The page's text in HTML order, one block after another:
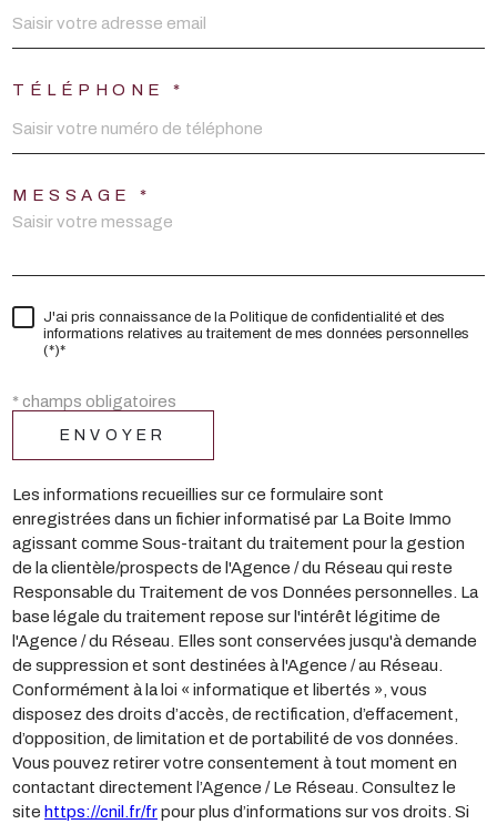
TÉLÉPHONE *
MESSAGE *
J'ai pris connaissance de la Politique de confidentialité et des
informations relatives au traitement de mes données personnelles
(*)*
* champs obligatoires
ENVOYER
Les informations recueillies sur ce formulaire sont
enregistrées dans un fichier informatisé par La Boite Immo
agissant comme Sous-traitant du traitement pour la gestion
de la clientèle/prospects de l'Agence / du Réseau qui reste
Responsable du Traitement de vos Données personnelles. La
base légale du traitement repose sur l'intérêt légitime de
l'Agence / du Réseau. Elles sont conservées jusqu'à demande
de suppression et sont destinées à l'Agence / au Réseau.
Conformément à la loi « informatique et libertés », vous
disposez des droits d’accès, de rectification, d’effacement,
d’opposition, de limitation et de portabilité de vos données.
Vous pouvez retirer votre consentement à tout moment en
contactant directement l’Agence / Le Réseau. Consultez le
site https://cnil.fr/frpour plus d’informations sur vos droits. Si